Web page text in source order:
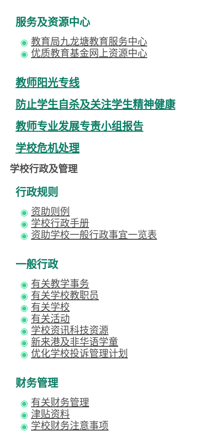
服务及资源中心
教育局九龙塘教育服务中心
优质教育基金网上资源中心
教师阳光专线
防止学生自杀及关注学生精神健康
教师专业发展专责小组报告
学校危机处理
学校行政及管理
行政规则
资助则例
学校行政手册
资助学校一般行政事宜一览表
一般行政
有关教学事务
有关学校教职员
有关学校
有关活动
学校资讯科技资源
新来港及非华语学童
优化学校投诉管理计划
财务管理
有关财务管理
津贴资料
学校财务注意事项